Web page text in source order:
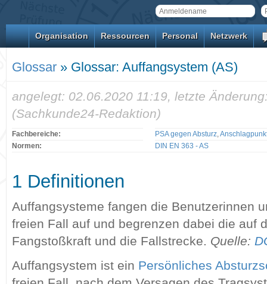
Organisation Ressourcen Personal Netzwerk
Glossar » Glossar: Auffangsystem (AS)
angelegt: 02.06.2020 11:19, letzte
(Sachkunde24-Redaktion)
Fachbereiche: PSA gegen Absturz,
Normen:
DIN EN 363 - AS
1 Definitionen
Auffangsysteme fangen die Benutzerinnen
freien Fall auf und begrenzen dabei die auf
Fangstoßkraft und die Fallstrecke. Quelle:
Auffangsystem ist ein Persönliches